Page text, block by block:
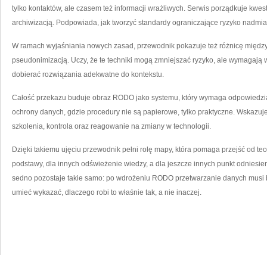
tylko kontaktów, ale czasem też informacji wrażliwych. Serwis porządkuje
archiwizacją. Podpowiada, jak tworzyć standardy ograniczające ryzyko
W ramach wyjaśniania nowych zasad, przewodnik pokazuje też różnicę
pseudonimizacją. Uczy, że te techniki mogą zmniejszać ryzyko, ale wymagają
dobierać rozwiązania adekwatne do kontekstu.
Całość przekazu buduje obraz RODO jako systemu, który wymaga
ochrony danych, gdzie procedury nie są papierowe, tylko praktyczne.
szkolenia, kontrola oraz reagowanie na zmiany w technologii.
Dzięki takiemu ujęciu przewodnik pełni rolę mapy, która pomaga przejść od
podstawy, dla innych odświeżenie wiedzy, a dla jeszcze innych punkt
sedno pozostaje takie samo: po wdrożeniu RODO przetwarzanie danych
umieć wykazać, dlaczego robi to właśnie tak, a nie inaczej.